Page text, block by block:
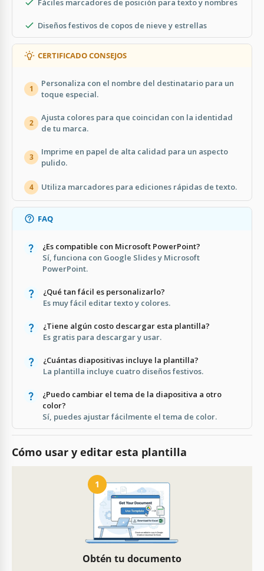
Diseños festivos de copos de nieve y estrellas
CERTIFICADO CONSEJOS
1
Personaliza con el nombre del destinatario para un
toque especial.
2
Ajusta colores para que coincidan con la identidad
de tu marca.
3
Imprime en papel de alta calidad para un aspecto
pulido.
4 Utiliza marcadores para ediciones rápidas de texto.
FAQ
¿Es compatible con Microsoft PowerPoint?
Sí, funciona con Google Slides y Microsoft
PowerPoint.
¿Qué tan fácil es personalizarlo?
Es muy fácil editar texto y colores.
¿Tiene algún costo descargar esta plantilla?
Es gratis para descargar y usar.
¿Cuántas diapositivas incluye la plantilla?
La plantilla incluye cuatro diseños festivos.
¿Puedo cambiar el tema de la diapositiva a otro
color?
Sí, puedes ajustar fácilmente el tema de color.
Cómo usar y editar esta plantilla
1
Obtén tu documento